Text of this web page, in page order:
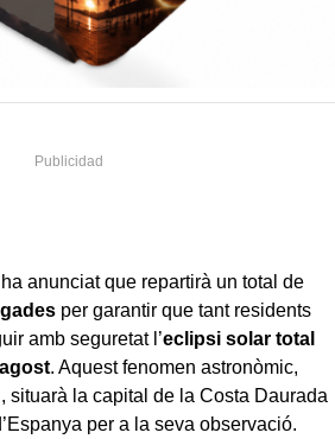
ha anunciat que repartirà un total de
per garantir que tant residents
amb seguretat l’eclipsi solar total
. Aquest fenomen astronòmic,
situarà la capital de la Costa Daurada
per a la seva observació.